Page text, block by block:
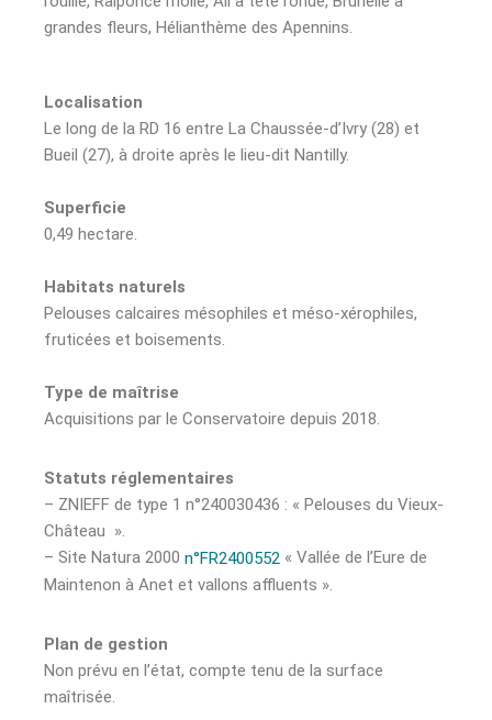
grandes fleurs, Hélianthème des Apennins.
Localisation
Le long de la RD 16 entre La Chaussée-d’Ivry (28) et
Bueil (27), à droite après le lieu-dit Nantilly.
Superficie
0,49 hectare.
Habitats naturels
Pelouses calcaires mésophiles et méso-xérophiles,
fruticées et boisements.
Type de maîtrise
Acquisitions par le Conservatoire depuis 2018.
Statuts réglementaires
– ZNIEFF de type 1 n°240030436 : « Pelouses du Vieux-
Château ».
– Site Natura 2000 n°FR2400552 « Vallée de l’Eure de
Maintenon à Anet et vallons affluents ».
Plan de gestion
Non prévu en l’état, compte tenu de la surface
maîtrisée.